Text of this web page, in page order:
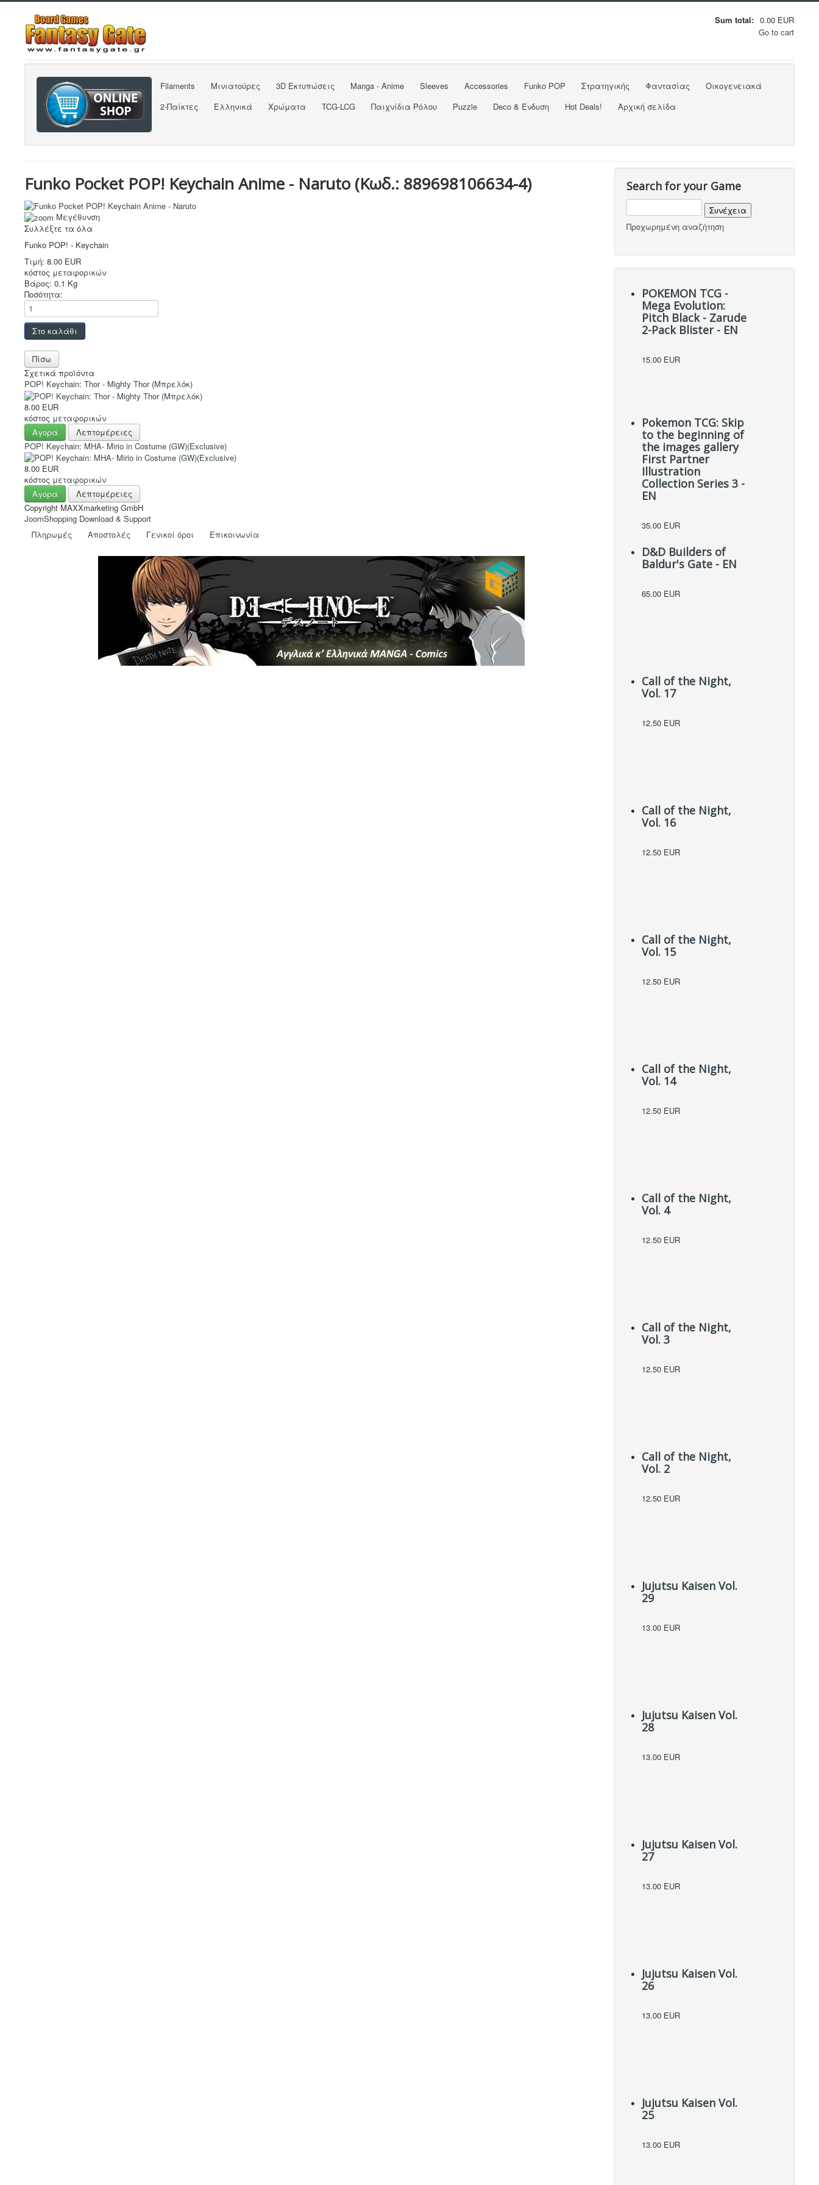
Sum total: 0.00 EUR
Go to cart
Filaments Μινιατούρες 3D Εκτυπώσεις Manga - Anime Sleeves Accessories Funko POP Στρατηγικής Φαντασίας
Οικογενειακά
2-Παίκτες
Ελληνικά Χρώματα TCG-LCG Παιχνίδια Ρόλου Puzzle Deco & Ένδυση Hot Deals! Αρχική σελίδα
Funko Pocket POP! Keychain Anime - Naruto (Κωδ.: 889698106634-4)
Μεγέθυνση
Συλλέξτε τα όλα
Funko POP! - Keychain
Τιμή: 8.00 EUR
κόστος μεταφορικών
Βάρος: 0.1 Kg
Ποσότητα:
Σχετικά προϊόντα
POP! Keychain: Thor - Mighty Thor (Μπρελόκ)
8.00 EUR
κόστος μεταφορικών
Αγορά
Λεπτομέρειες
POP! Keychain: MHA- Mirio in Costume (GW)(Exclusive)
8.00 EUR
κόστος μεταφορικών
Αγορά
Λεπτομέρειες
Copyright MAXXmarketing GmbH
JoomShopping Download & Support
Πληρωμές
Αποστολές Γενικοί όροι Eπικοινωνία
Search for your Game
Προχωρημένη αναζήτηση
POKEMON TCG -
Mega Evolution:
Pitch Black - Zarude
2-Pack Blister - EN
15.00 EUR
Pokemon TCG: Skip
to the beginning of
the images gallery
First Partner
Illustration
Collection Series 3 -
EN
35.00 EUR
D&D Builders of
Baldur's Gate - EN
65.00 EUR
Call of the Night,
Vol. 17
12.50 EUR
Call of the Night,
Vol. 16
12.50 EUR
Call of the Night,
Vol. 15
12.50 EUR
Call of the Night,
Vol. 14
12.50 EUR
Call of the Night,
Vol. 4
12.50 EUR
Call of the Night,
Vol. 3
12.50 EUR
Call of the Night,
Vol. 2
12.50 EUR
Jujutsu Kaisen Vol.
29
13.00 EUR
Jujutsu Kaisen Vol.
28
13.00 EUR
Jujutsu Kaisen Vol.
27
13.00 EUR
Jujutsu Kaisen Vol.
26
13.00 EUR
Jujutsu Kaisen Vol.
25
13.00 EUR